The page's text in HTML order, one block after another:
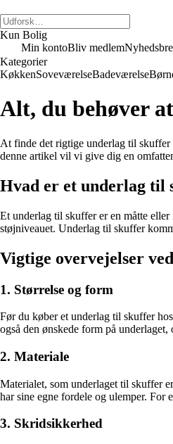
Kun Bolig
Min kontoBliv medlem
Kategorier
KøkkenSoveværelseBadeværelse
Alt, du behøver
At finde det rigtige underlag til
denne artikel vil vi give dig en
Hvad er et underlag til
Et underlag til skuffer er en måtte
støjniveauet. Underlag til skuffer
Vigtige overvejelser
1. Størrelse og form
Før du køber et underlag til skuffer
også den ønskede form på
2. Materiale
Materialet, som underlaget til skuffer
har sine egne fordele og ulemper. For
3. Skridsikkerhed